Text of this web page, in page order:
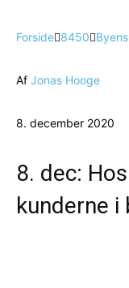
Forside 8450
Af Jonas Hooge
8. december 2020
8. dec:
kunderne i